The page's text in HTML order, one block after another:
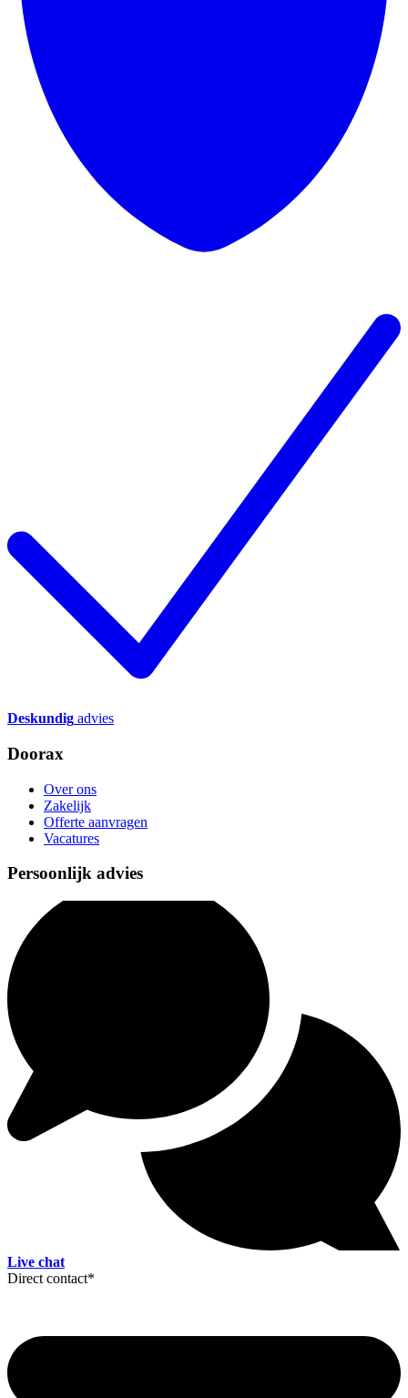
Deskundig advies
Doorax
Over ons
Zakelijk
Offerte aanvragen
Vacatures
Persoonlijk advies
Live chat
Direct contact*